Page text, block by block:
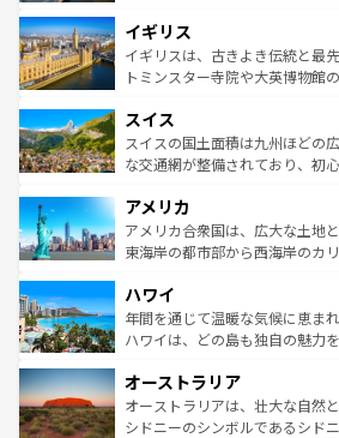
いる。シャンパンの発祥地であ
香り高いラベンダー畑など、多
らに、パリ以外の地域にも魅力
れる地方に足を運ぶとそれぞれ
きるだろう。 なお、新着の
を参照してほしい。
顔を持つこの国は、どこを歩い
ルリンの文化的活気、バイエル
してライン川沿いのワイン畑と
は、お酒好きな人にはぜひ体験してほしい
ドイツ情報はコンテンツ一覧を
イギリス
イギリスは、古きよき伝統と最
トミンスター寺院や大英博物館
リアごとに異なる魅力がある。
ティー、ビール好きにはたまら
戦など、本場だからこそできる
ンツ一覧を参照してほしい。
スイス
スイスの国土面積は九州ほどの
な交通網が整備されており、初
の建物がそのまま残る町や、ス
博物館もあり、アルプス観光だ
ことができる。国民の所得が高
ば市内交通費無料で観光を楽しむこと
着のスイス情報はコンテンツ一覧
アメリカ
アメリカ合衆国は、広大な土地
東海岸の都市部から西海岸のカ
のような巨大都市は、観光、シ
ンメントが詰まった刺激的なス
西部には大自然が広がり、グラ
部のニューオーリンズでは、音
文化が魅力。旅行者はアメリカ
しみながら、その多様性と豊か
ハワイ
年間を通じて温暖な気候に恵ま
ハワイは、どの島も独自の魅力
ワイ島は見逃せない。また、定
島だが、静かな自然を求めるな
おすすめ。エメラルドグリーン
オーストラリア
オーストラリアは、壮大な自然
シドニーのシンボルであるシド